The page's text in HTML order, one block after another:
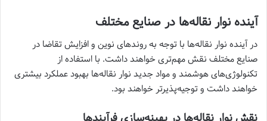
آینده نوار نقاله‌ها در صنایع مختلف
در آینده نوار نقاله‌ها با توجه به روندهای نوین و افزایش تقاضا در
صنایع مختلف نقش مهم‌تری خواهند داشت. با استفاده از
تکنولوژی‌های هوشمند و مواد جدید نوار نقاله‌ها بهبود عملکرد بیشتری
خواهند داشت و توجیه‌پذیرتر خواهند بود.